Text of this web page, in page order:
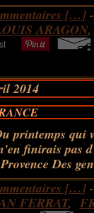
[…]-
ARAGON,
2014
printemps qui
finirais pas
Des
[…]-
FERRAT,